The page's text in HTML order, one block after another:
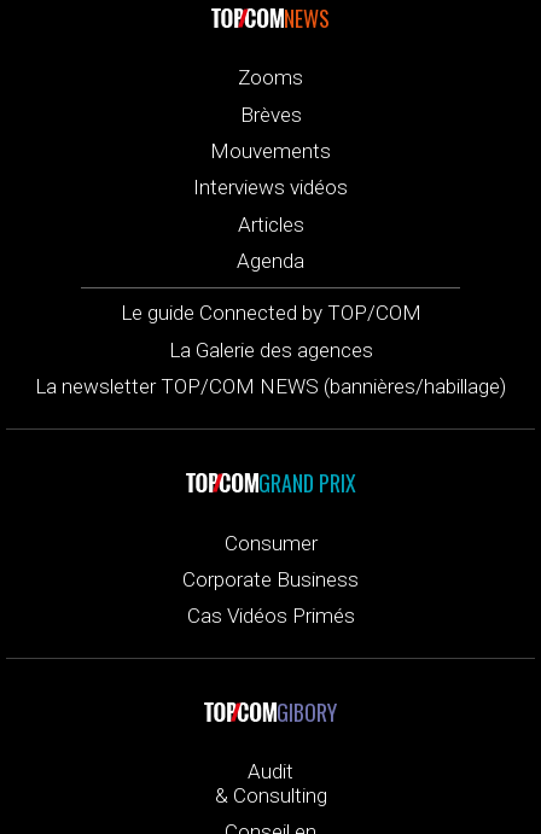
NEWS
Zooms
Brèves
Mouvements
Interviews vidéos
Articles
Agenda
Le guide Connected by TOP/COM
La Galerie des agences
La newsletter TOP/COM NEWS (bannières/habillage)
GRAND PRIX
Consumer
Corporate Business
Cas Vidéos Primés
GIBORY
Audit
& Consulting